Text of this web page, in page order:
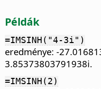
Példák
=IMSINH("4-3i")
eredménye: -
3.85373803791938i.
=IMSINH(2)